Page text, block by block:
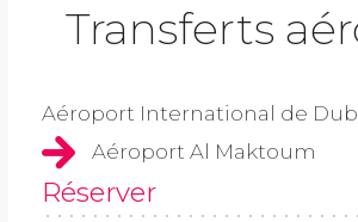
Transferts
Aéroport International de
Aéroport Al Maktoum
Réserver